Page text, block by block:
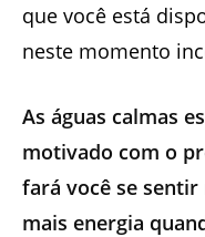
que você está
neste momento
As águas calmas
motivado com o
fará você se
mais energia